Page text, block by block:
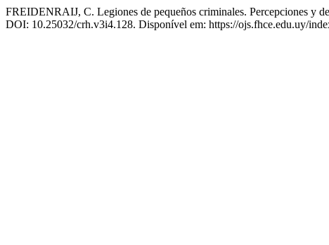
FREIDENRAIJ, C. Legiones de pequeños criminales. Percepciones y
DOI: 10.25032/crh.v3i4.128. Disponível em: https://ojs.fhce.edu.uy/